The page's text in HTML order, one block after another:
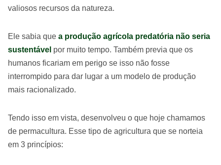
valiosos recursos da natureza.
Ele sabia que a produção agrícola predatória não seria
sustentável por muito tempo. Também previa que os
humanos ficariam em perigo se isso não fosse
interrompido para dar lugar a um modelo de produção
mais racionalizado.
Tendo isso em vista, desenvolveu o que hoje chamamos
de permacultura. Esse tipo de agricultura que se norteia
em 3 princípios: